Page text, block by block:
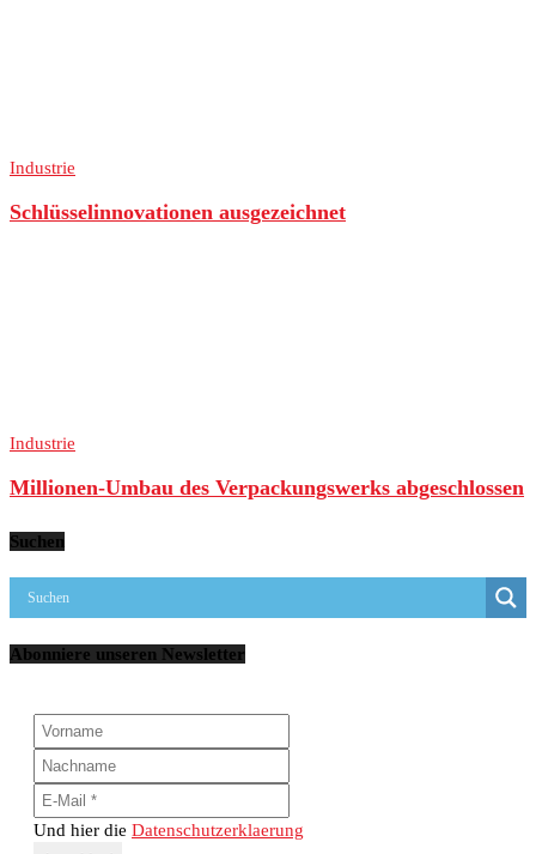
Industrie
Schlüsselinnovationen ausgezeichnet
Industrie
Millionen-Umbau des Verpackungswerks abgeschlossen
Suchen
Abonniere unseren Newsletter
Und hier die Datenschutzerklaerung